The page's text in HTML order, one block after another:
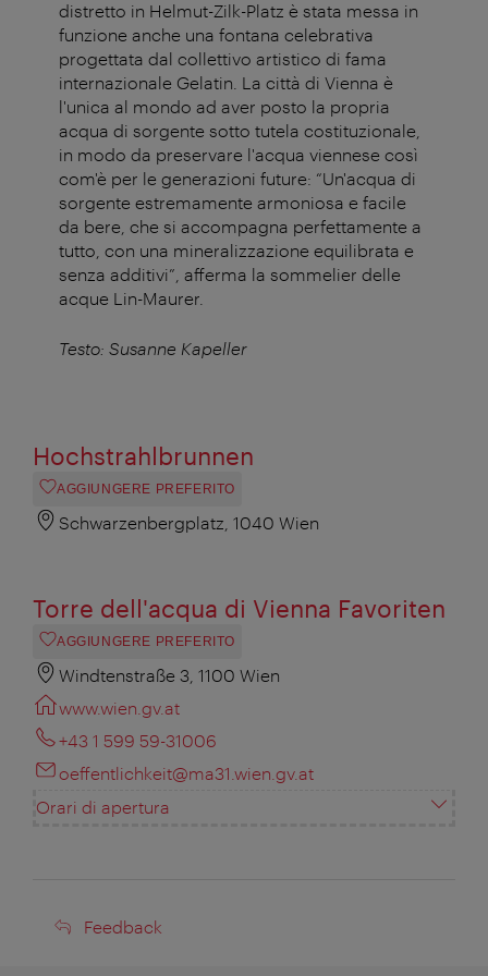
distretto in Helmut-Zilk-Platz è stata messa in
funzione anche una fontana celebrativa
progettata dal collettivo artistico di fama
internazionale Gelatin. La città di Vienna è
l'unica al mondo ad aver posto la propria
acqua di sorgente sotto tutela costituzionale,
in modo da preservare l'acqua viennese così
com'è per le generazioni future: “Un'acqua di
sorgente estremamente armoniosa e facile
da bere, che si accompagna perfettamente a
tutto, con una mineralizzazione equilibrata e
senza additivi”, afferma la sommelier delle
acque Lin-Maurer.
Testo: Susanne Kapeller
Hochstrahlbrunnen
AGGIUNGERE PREFERITO
Schwarzenbergplatz, 1040 Wien
Torre dell'acqua di Vienna Favoriten
AGGIUNGERE PREFERITO
Windtenstraße 3, 1100 Wien
www.wien.gv.at
+43 1 599 59-31006
oeffentlichkeit@ma31.wien.gv.at
Orari di apertura
Feedback
Feedback